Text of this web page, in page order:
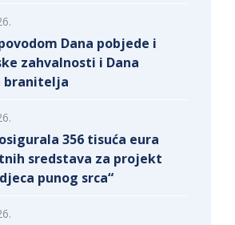
Dana pobjede i
zahvalnosti i Dana
branitelja
356 tisuća eura
sredstava za projekt
punog srca“